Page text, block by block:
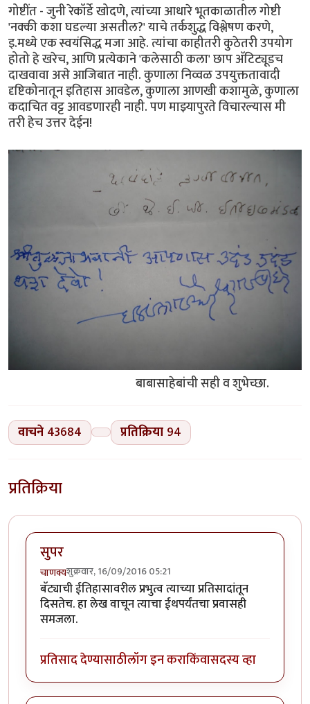
गोष्टींत - जुनी रेकॉर्डे खोदणे, त्यांच्या आधारे भूतकाळातील गोष्टी
'नक्की कशा घडल्या असतील?' याचे तर्कशुद्ध विश्लेषण करणे,
इ.मध्ये एक स्वयंसिद्ध मजा आहे. त्यांचा काहीतरी कुठेतरी उपयोग
होतो हे खरेच, आणि प्रत्येकाने 'कलेसाठी कला' छाप अ‍ॅटिट्यूडच
दाखवावा असे आजिबात नाही. कुणाला निव्वळ उपयुक्ततावादी
दृष्टिकोनातून इतिहास आवडेल, कुणाला आणखी कशामुळे, कुणाला
कदाचित वट्ट आवडणारही नाही. पण माझ्यापुरते विचारल्यास मी
तरी हेच उत्तर देईन!
बाबासाहेबांची सही व शुभेच्छा.
वाचने 43684 प्रतिक्रिया 94
प्रतिक्रिया
सुपर
चाणक्यशुक्रवार, 16/09/2016 05:21
बॅट्याची ईतिहासावरील प्रभुत्व त्याच्या प्रतिसादांतून
दिसतेच. हा लेख वाचून त्याचा ईथपर्यंतचा प्रवासही
समजला.
प्रतिसाद देण्यासाठीलॉग इन कराकिंवासदस्य व्हा